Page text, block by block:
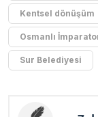
Kentsel dönüşüm
Osmanlı
Sur Belediyesi